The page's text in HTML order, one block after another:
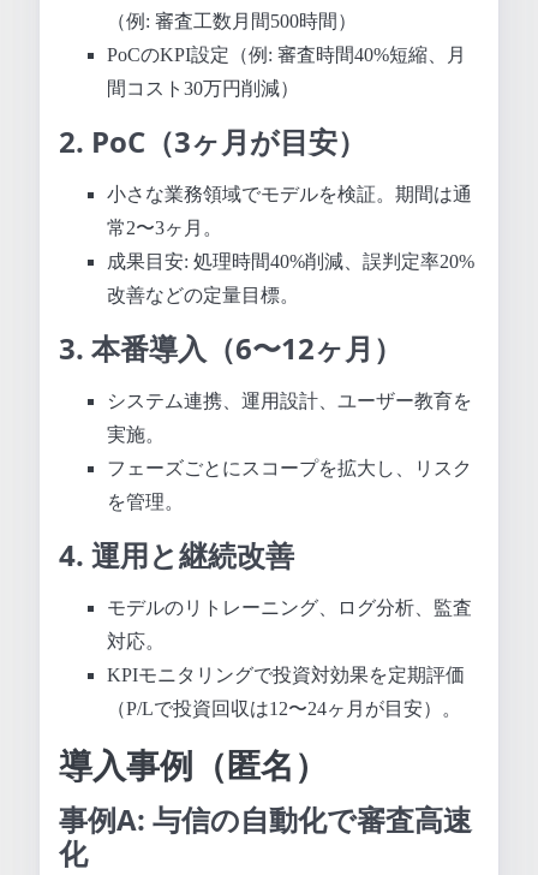
（例: 審査工数月間500時間）
PoCのKPI設定（例: 審査時間40%短縮、月
間コスト30万円削減）
2. PoC（3ヶ月が目安）
小さな業務領域でモデルを検証。期間は通
常2〜3ヶ月。
成果目安: 処理時間40%削減、誤判定率20%
改善などの定量目標。
3. 本番導入（6〜12ヶ月）
システム連携、運用設計、ユーザー教育を
実施。
フェーズごとにスコープを拡大し、リスク
を管理。
4. 運用と継続改善
モデルのリトレーニング、ログ分析、監査
対応。
KPIモニタリングで投資対効果を定期評価
（P/Lで投資回収は12〜24ヶ月が目安）。
導入事例（匿名）
事例A: 与信の自動化で審査高速
化